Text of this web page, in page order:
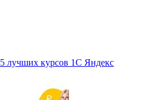
5 лучших курсов 1С Яндекс